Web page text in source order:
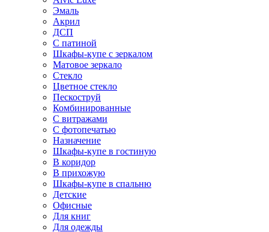
Эмаль
Акрил
ДСП
С патиной
Шкафы-купе с зеркалом
Матовое зеркало
Стекло
Цветное стекло
Пескоструй
Комбинированные
С витражами
С фотопечатью
Назначение
Шкафы-купе в гостиную
В коридор
В прихожую
Шкафы-купе в спальню
Детские
Офисные
Для книг
Для одежды